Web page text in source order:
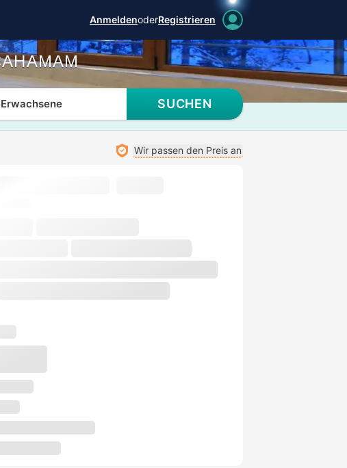
AnmeldenoderRegistrieren
SUCHEN
Wir passen den Preis an